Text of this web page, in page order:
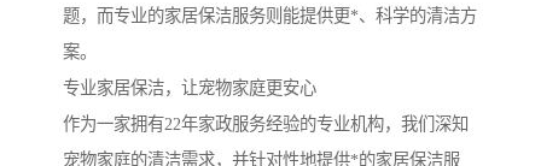
题，而专业的家居保洁服务则能提供更*、科学的清洁方
案。
专业家居保洁，让宠物家庭更安心
作为一家拥有22年家政服务经验的专业机构，我们深知
宠物家庭的清洁需求，并针对性地提供*的家居保洁服